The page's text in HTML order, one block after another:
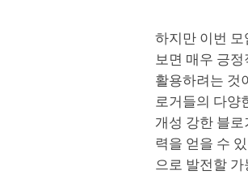
하지만 이번
보면 매우 긍
활용하려는 것
로거들의 다양
개성 강한 블
력을 얻을 수
으로 발전할